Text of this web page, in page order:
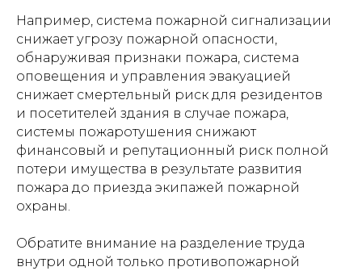
Например, система пожарной сигнализации
снижает угрозу пожарной опасности,
обнаруживая признаки пожара, система
оповещения и управления эвакуацией
снижает смертельный риск для резидентов
и посетителей здания в случае пожара,
системы пожаротушения снижают
финансовый и репутационный риск полной
потери имущества в результате развития
пожара до приезда экипажей пожарной
охраны.
Обратите внимание на разделение труда
внутри одной только противопожарной